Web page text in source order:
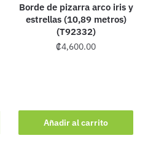
Borde de pizarra arco iris y
estrellas (10,89 metros)
(T92332)
₡4,600.00
Añadir al carrito